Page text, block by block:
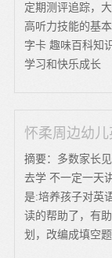
定期测评追踪，
高听力技能的基
字卡 趣味百科知
学习和快乐成长
怀柔周边幼
摘要：多数家长
去学 不一定一天
是:培养孩子对英
读的帮助了，有
划，改编成填空题